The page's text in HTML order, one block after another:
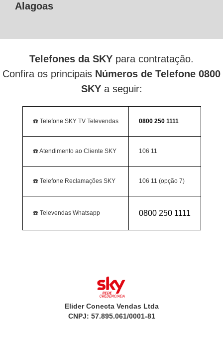
Alagoas
Telefones da SKY para contratação.
Confira os principais Números de Telefone 0800
SKYa seguir:
☎️ Telefone SKY TV Televendas 0800 250 1111
☎️ Atendimento ao Cliente SKY 106 11
☎️ Telefone Reclamações SKY 106 11 (opção 7)
☎️ Televendas Whatsapp 0800 250 1111
Elider Conecta Vendas Ltda
CNPJ: 57.895.061/0001-81